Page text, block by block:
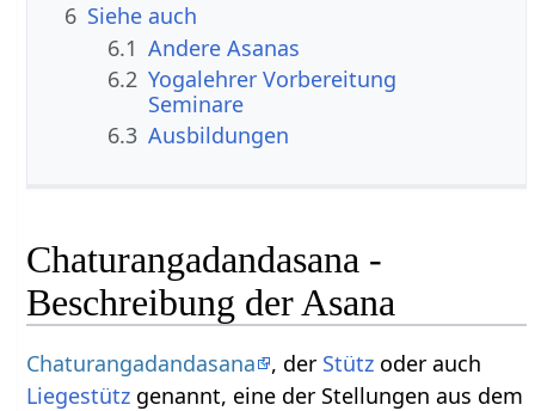
6 Siehe auch
6.1 Andere Asanas
6.2 Yogalehrer Vorbereitung
Seminare
6.3 Ausbildungen
Chaturangadandasana -
Beschreibung der Asana
Chaturangadandasana , der Stütz oder auch
Liegestütz genannt, eine der Stellungen aus dem